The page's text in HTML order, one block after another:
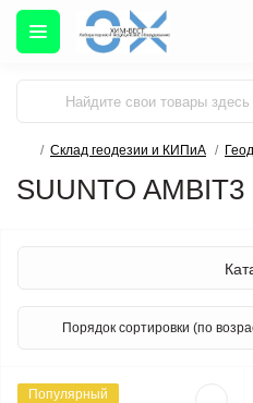
Склад геодезии и КИПиА
SUUNTO AMBIT3
Популярный